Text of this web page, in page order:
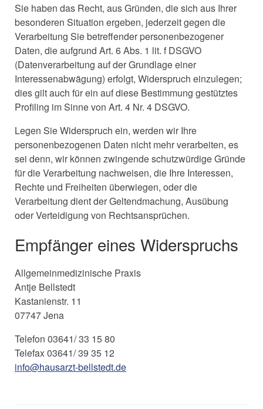
Sie haben das Recht, aus Gründen, die sich aus Ihrer
besonderen Situation ergeben, jederzeit gegen die
Verarbeitung Sie betreffender personenbezogener
Daten, die aufgrund Art. 6 Abs. 1 lit. f DSGVO
(Datenverarbeitung auf der Grundlage einer
Interessenabwägung) erfolgt, Widerspruch einzulegen;
dies gilt auch für ein auf diese Bestimmung gestütztes
Profiling im Sinne von Art. 4 Nr. 4 DSGVO.
Legen Sie Widerspruch ein, werden wir Ihre
personenbezogenen Daten nicht mehr verarbeiten, es
sei denn, wir können zwingende schutzwürdige Gründe
für die Verarbeitung nachweisen, die Ihre Interessen,
Rechte und Freiheiten überwiegen, oder die
Verarbeitung dient der Geltendmachung, Ausübung
oder Verteidigung von Rechtsansprüchen.
Empfänger eines Widerspruchs
Allgemeinmedizinische Praxis
Antje Bellstedt
Kastanienstr. 11
07747 Jena
Telefon 03641/ 33 15 80
Telefax 03641/ 39 35 12
info@hausarzt-bellstedt.de